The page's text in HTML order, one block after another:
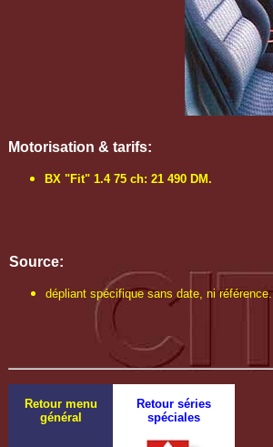
Motorisation & tarifs:
BX "Fit" 1.4 75 ch: 21 490 DM.
Source:
dépliant spécifique sans date, ni référence.
Retour menu
général
Retour séries
spéciales